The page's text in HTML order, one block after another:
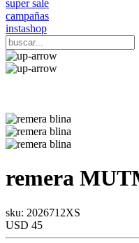
super sale
campañas
instashop
remera
sku: 2026712XS
USD 45